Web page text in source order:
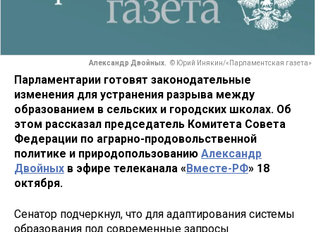
Александр Двойных. © Юрий Инякин/«Парламентская газета»
Парламентарии готовят законодательные
изменения для устранения разрыва между
образованием в сельских и городских школах. Об
этом рассказал председатель Комитета Совета
Федерации по аграрно-продовольственной
политике и природопользованию Александр
Двойных в эфире телеканала «Вместе-РФ» 18
октября.
Сенатор подчеркнул, что для адаптирования системы
образования под современные запросы